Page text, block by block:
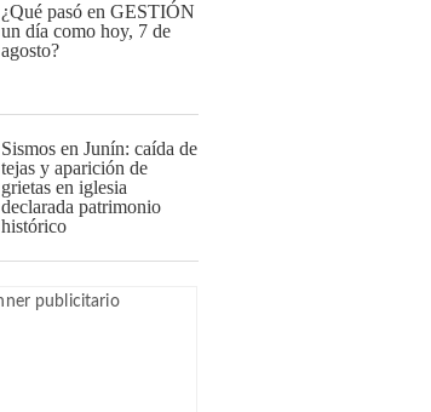
¿Qué pasó en GESTIÓN
un día como hoy, 7 de
agosto?
Sismos en Junín: caída de
tejas y aparición de
grietas en iglesia
declarada patrimonio
histórico